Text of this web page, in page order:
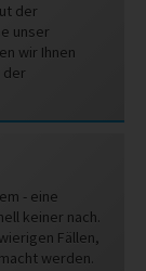
der
unser
wir Ihnen
der
- eine
keiner nach.
Fällen,
werden.